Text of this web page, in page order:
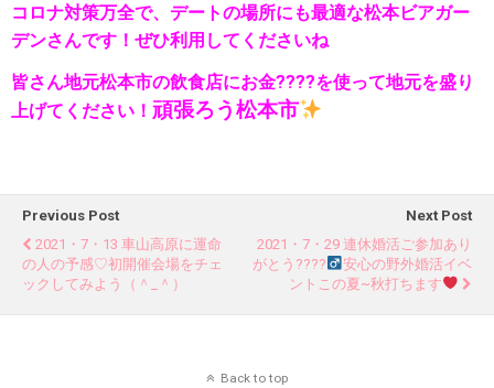
コロナ対策万全で、デートの場所にも最適な松本ビアガー
デンさんです！ぜひ利用してくださいね
皆さん地元松本市の飲食店にお金????を使って地元を盛り
上げてください！ 頑張ろう松本市
Previous Post
2021・7・13 車山高原に運命
の人の予感♡初開催会場をチェ
ックしてみよう（＾_＾）
Next Post
2021・7・29 連休婚活ご参加あり
がとう????‍
安心の野外婚活イベ
ントこの夏~秋打ちます
Back to top